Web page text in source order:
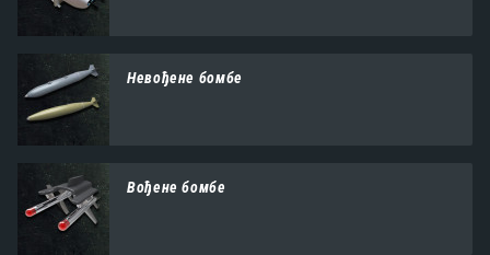
Невођене бомбе
Вођене бомбе